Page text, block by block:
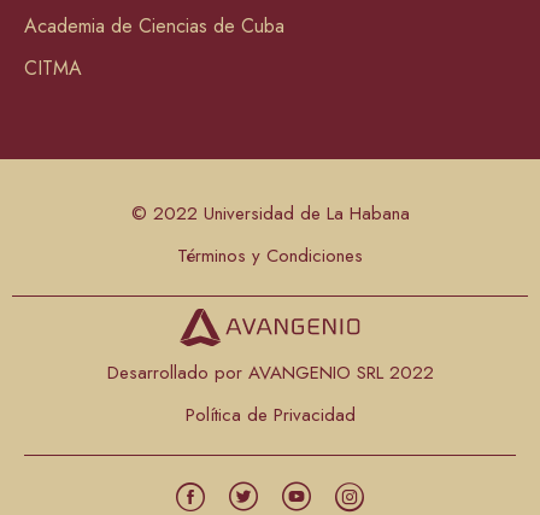
Academia de Ciencias de Cuba
CITMA
© 2022 Universidad de La Habana
Términos y Condiciones
Desarrollado por AVANGENIO SRL 2022
Política de Privacidad